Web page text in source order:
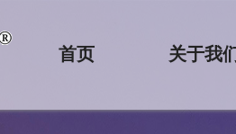
首页 关于我